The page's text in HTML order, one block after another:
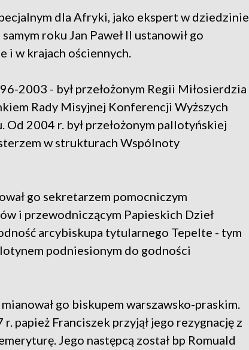
dla Afryki, jako ekspert w dziedzinie
roku Jan Paweł II ustanowił go
i w krajach ościennych.
2003 - był przełożonym Regii Miłosierdzia
Rady Misyjnej Konferencji Wyższych
Od 2004 r. był przełożonym pallotyńskiej
w strukturach Wspólnoty
go sekretarzem pomocniczym
i przewodniczącym Papieskich Dzieł
arcybiskupa tytularnego Tepelte - tym
podniesionym do godności
go biskupem warszawsko-praskim.
papież Franciszek przyjął jego rezygnację z
Jego następcą został bp Romuald